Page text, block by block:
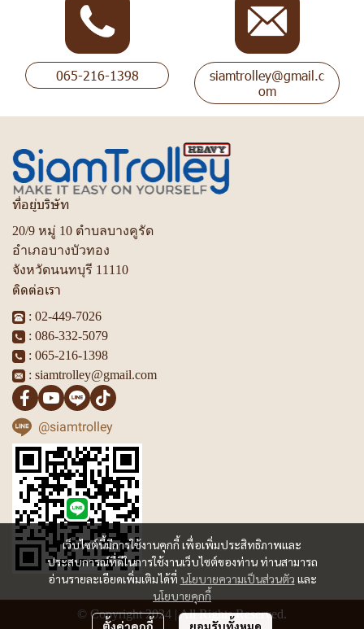
065-216-1398
siamtrolley@gmail.c
om
เว็บไซต์นี้มีการใช้งานคุกกี้ เพื่อเพิ่มประสิทธิภาพและ
ประสบการณ์ที่ดีในการใช้งานเว็บไซต์ของท่าน ท่านสามารถ
อ่านรายละเอียดเพิ่มเติมได้ที่ นโยบายความเป็นส่วนตัว และ
นโยบายคุกกี้
ตั้งค่าคุกกี้ ยอมรับทั้งหมด
ที่อยู่บริษัท
20/9 หมู่ 10 ตำบลบางคูรัด
อำเภอบางบัวทอง
จังหวัดนนทบุรี 11110
ติดต่อเรา
: 02-449-7026
: 086-332-5079
: 065-216-1398
: siamtrolley@gmail.com
@siamtrolley
© Copyright 2024 | All Rights Reserved.